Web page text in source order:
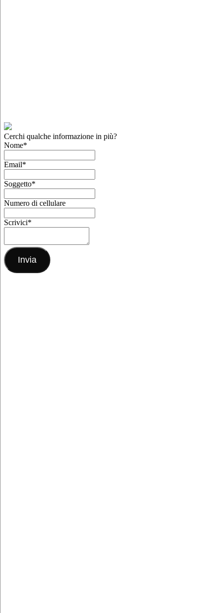
Cerchi qualche informazione in più?
Nome*
Email*
Soggetto*
Numero di cellulare
Scrivici*
Invia